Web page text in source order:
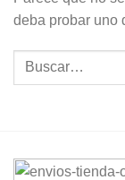
deba probar uno